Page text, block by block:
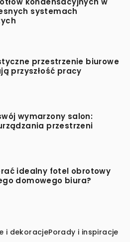
systemach
przestrzenie biurowe
przyszłość pracy
wymarzony salon:
przestrzeni
idealny fotel obrotowy
domowego biura?
i dekoracjePorady i inspiracje